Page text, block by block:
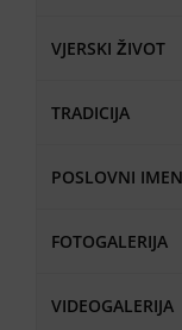
VJERSKI ŽIVOT
TRADICIJA
POSLOVNI
FOTOGALERIJA
VIDEOGALERIJA